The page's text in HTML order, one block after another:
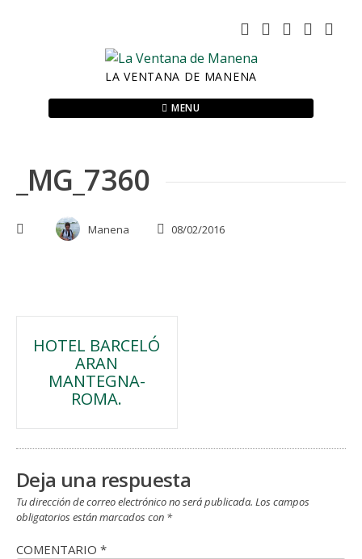
LA VENTANA DE MANENA
MENU
_MG_7360
Manena 08/02/2016
Navegación
entradas
HOTEL BARCELÓ
ARAN
MANTEGNA-
ROMA.
Deja una respuesta
Tu dirección de correo electrónico no será publicada. Los campos
obligatorios están marcados con *
COMENTARIO *